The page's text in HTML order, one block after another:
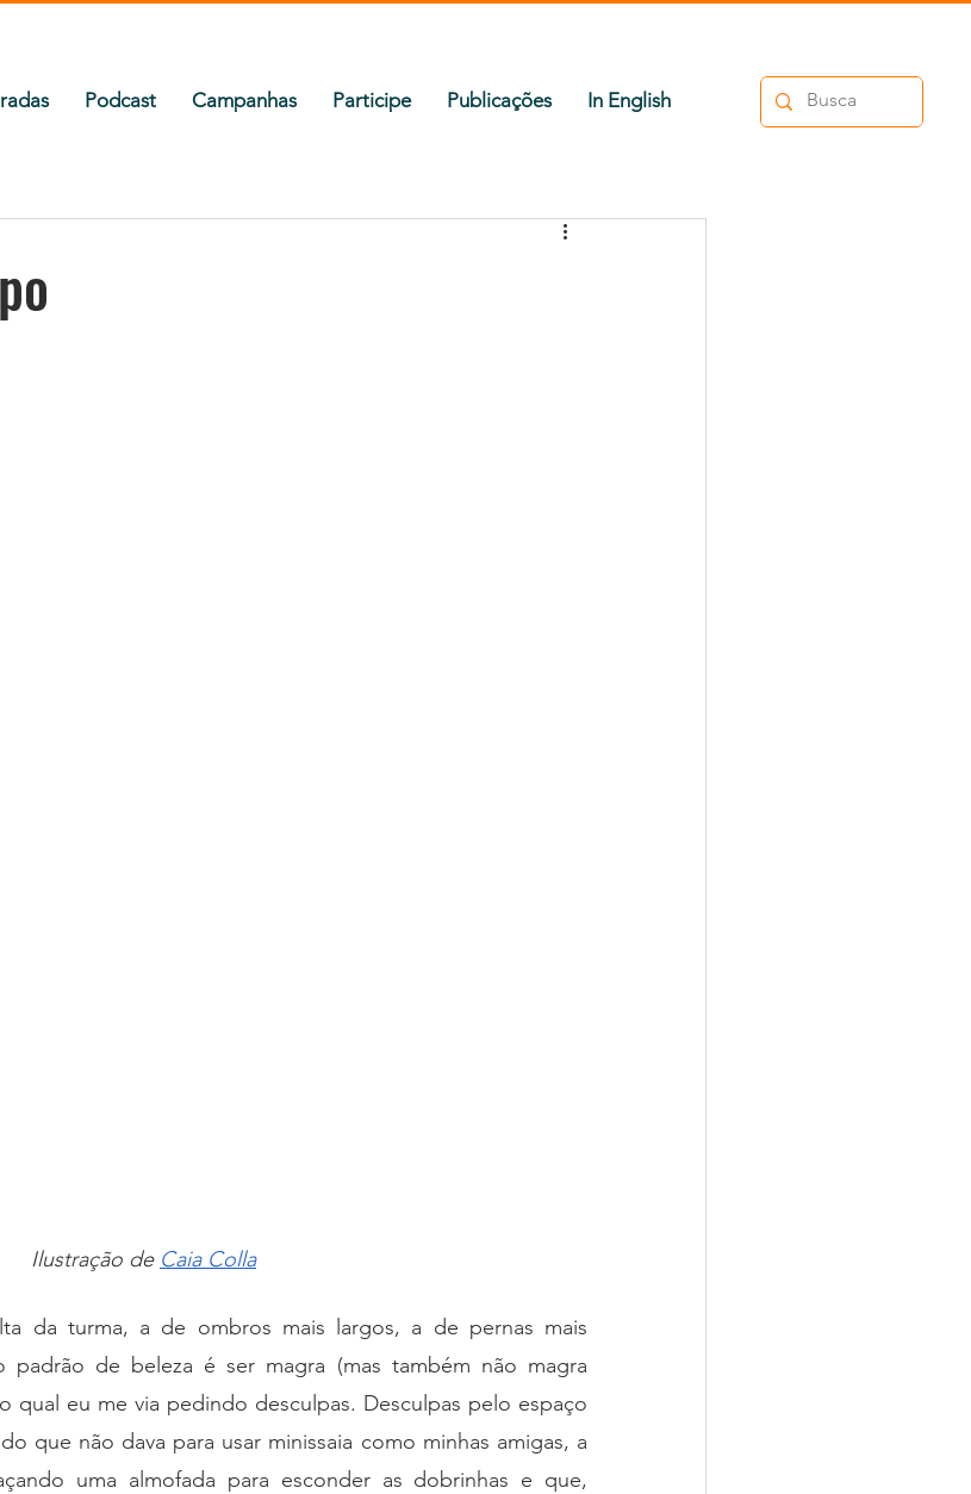
Podcast Campanhas Participe Publicações In English
Ilustração de Caia Colla
da turma, a de ombros mais largos, a de pernas mais
de beleza é ser magra (mas também não magra
qual eu me via pedindo desculpas. Desculpas pelo espaço
que não dava para usar minissaia como minhas amigas, a
uma almofada para esconder as dobrinhas e que,